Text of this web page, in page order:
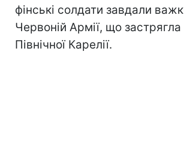
фінські солдати завдали
Червоній Армії, що застрягла
Північної Карелії.